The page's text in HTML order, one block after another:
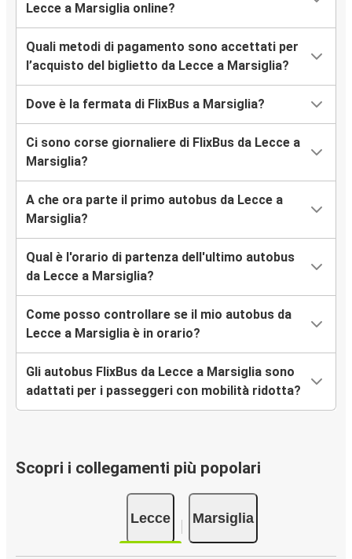
Lecce a Marsiglia online?
Quali metodi di pagamento sono accettati per
l’acquisto del biglietto da Lecce a Marsiglia?
Dove è la fermata di FlixBus a Marsiglia?
Ci sono corse giornaliere di FlixBus da Lecce a
Marsiglia?
A che ora parte il primo autobus da Lecce a
Marsiglia?
Qual è l'orario di partenza dell'ultimo autobus
da Lecce a Marsiglia?
Come posso controllare se il mio autobus da
Lecce a Marsiglia è in orario?
Gli autobus FlixBus da Lecce a Marsiglia sono
adattati per i passeggeri con mobilità ridotta?
Scopri i collegamenti più popolari
Lecce Marsiglia